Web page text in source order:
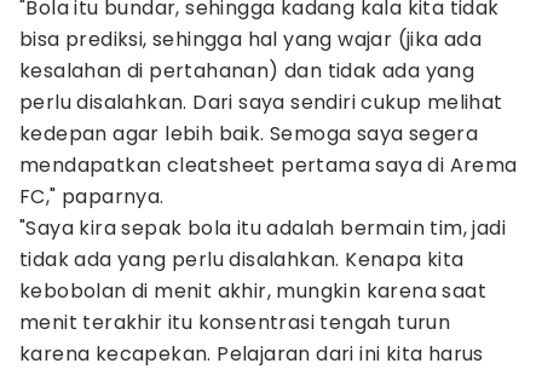
"Bola itu bundar, sehingga kadang kala kita tidak
bisa prediksi, sehingga hal yang wajar (jika ada
kesalahan di pertahanan) dan tidak ada yang
perlu disalahkan. Dari saya sendiri cukup melihat
kedepan agar lebih baik. Semoga saya segera
mendapatkan cleatsheet pertama saya di Arema
FC," paparnya.
"Saya kira sepak bola itu adalah bermain tim, jadi
tidak ada yang perlu disalahkan. Kenapa kita
kebobolan di menit akhir, mungkin karena saat
menit terakhir itu konsentrasi tengah turun
karena kecapekan. Pelajaran dari ini kita harus